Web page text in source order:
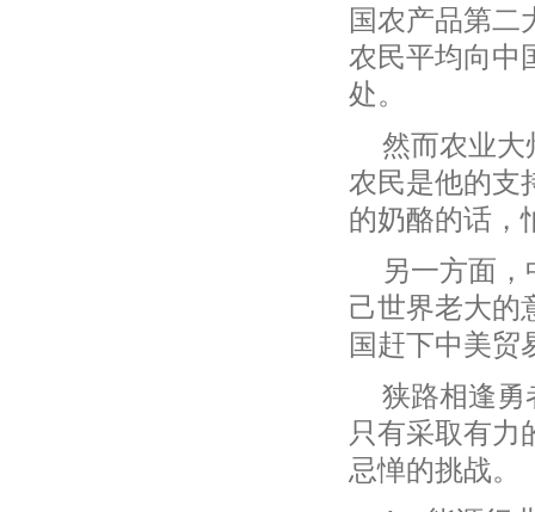
国农产品第二
农民平均向中
处。
然而农业大
农民是他的支
的奶酪的话，
另一方面，
己世界老大的
国赶下中美贸
狭路相逢勇
只有采取有力
忌惮的挑战。